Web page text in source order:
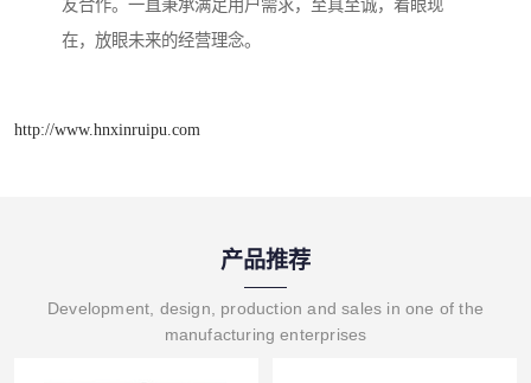
友合作。一直秉承满足用户需求，至真至诚，着眼现
在，放眼未来的经营理念。
http://www.hnxinruipu.com
产品推荐
Development, design, production and sales in one of the
manufacturing enterprises